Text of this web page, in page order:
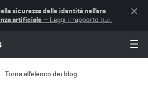
sicurezza delle identità nell'era
artificiale — Leggi il rapporto qui.
Torna all'elenco dei blog